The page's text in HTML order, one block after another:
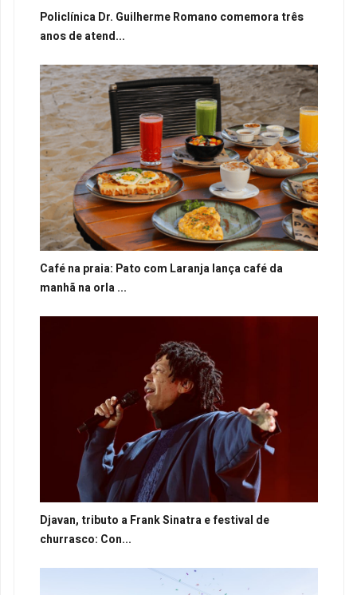
Policlínica Dr. Guilherme Romano comemora três
anos de atend...
Café na praia: Pato com Laranja lança café da
manhã na orla ...
Djavan, tributo a Frank Sinatra e festival de
churrasco: Con...